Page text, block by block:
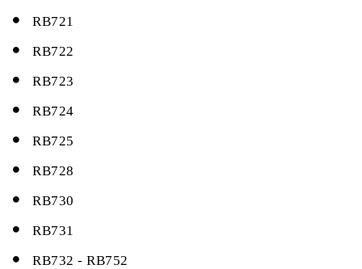
RB721
RB722
RB723
RB724
RB725
RB728
RB730
RB731
RB732 - RB752